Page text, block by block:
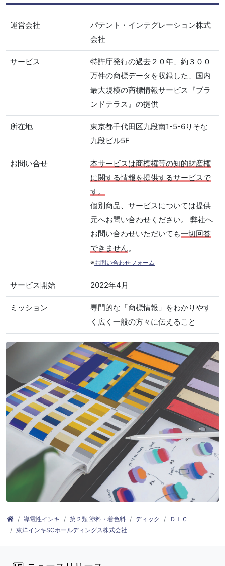
運営会社
パテント・インテグレーション株式
会社
サービス
特許庁発行の過去２０年、約３００
万件の商標データを収録した、国内
最大規模の商標情報サービス『ブラ
ンドテラス』の提供
所在地
東京都千代田区九段南1-5-6りそな
九段ビル5F
お問い合せ
本サービスは商標権等の知的財産権
に関する情報を提供するサービスで
す。
個別商品、サービスについては提供
元へお問い合わせください。 弊社へ
お問い合わせいただいても一切回答
できません。
※お問い合わせフォーム
サービス開始 2022年4月
ミッション
専門的な「商標情報」をわかりやす
く広く一般の方々に伝えること
導電性インキ 第２類 塗料・着色料 ディック
ＤＩＣ
東洋インキSCホールディングス株式会社